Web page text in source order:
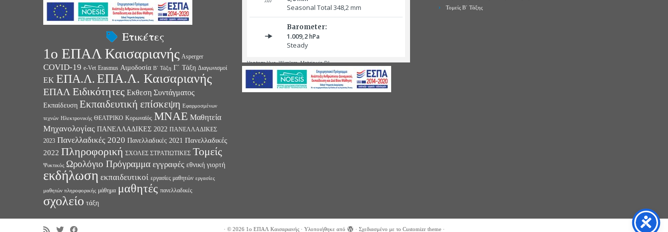
Ετικέτες
1ο ΕΠΑΛ Καισαριανής Asperger
COVID-19 e-Vet Erasmus Αιμοδοσία Β΄ Τάξη Γ΄ Τάξη Διαγωνισμοί
ΕΚ ΕΠΑ.Λ.ΕΠΑ.Λ. Καισαριανής
ΕΠΑΛ Ειδικότητες Εκθεση Συντάγματος
Εκπαίδευση Εκπαιδευτική επίσκεψη Εφαρμοσμένων
τεχνών Ηλεκτρονικής ΘΕΑΤΡΙΚΟ Κορωναϊός ΜΝΑΕ Μαθητεία
Μηχανολογίας ΠΑΝΕΛΛΑΔΙΚΕΣ 2022 ΠΑΝΕΛΛΑΔΙΚΕΣ
2023 Πανελλαδικές 2020 Πανελλαδικές 2021 Πανελλαδικές
2022 Πληροφορική ΣΧΟΛΕΣ ΣΤΡΑΤΙΩΤΙΚΕΣ Τομείς
Ψυκτικός Ωρολόγιο Πρόγραμμα εγγραφές εθνική γιορτή
εκδήλωση εκπαιδευτικοί εργασίες μαθητών εργασίες
μαθητών πληροφορικής μάθημα μαθητές πανελλαδικές
σχολείο τάξη
Τομείς Β΄ Τάξης
· © 2026 1ο ΕΠΑΛ Καισαριανής· Υλοποιήθηκε από · Σχεδιασμένο με το Customizr theme·